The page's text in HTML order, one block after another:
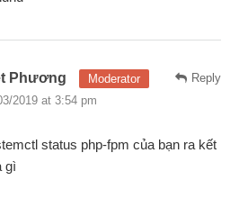
Reply
Phương
Moderator
2019 at 3:54 pm
status php-fpm của bạn ra kết
gì